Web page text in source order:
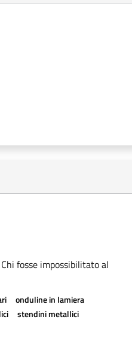
fosse impossibilitato al
onduline in lamiera
stendini metallici